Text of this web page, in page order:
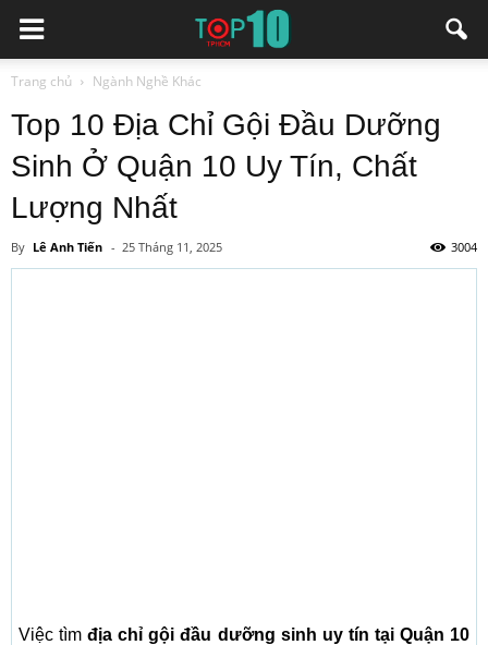
Trang chủ Ngành Nghề Khác
Top 10 Địa Chỉ Gội Đầu Dưỡng
Sinh Ở Quận 10 Uy Tín, Chất
Lượng Nhất
By Lê Anh Tiến - 25 Tháng 11, 2025 3004
Việc tìmđịa chỉ gội đầu dưỡng sinh uy tín tại Quận 10